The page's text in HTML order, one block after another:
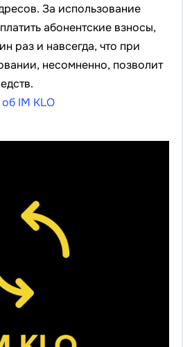
За использование
абонентские взносы,
раз и навсегда, что при
несомненно, позволит
IM KLO